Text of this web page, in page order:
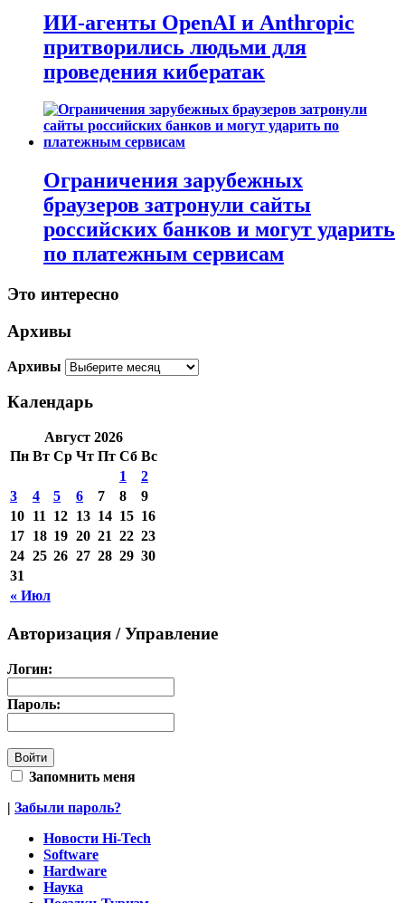
ИИ-агенты OpenAI и Anthropic
притворились людьми для
проведения кибератак
Ограничения зарубежных
браузеров затронули сайты
российских банков и могут ударить
по платежным сервисам
Это интересно
Архивы
Архивы
Календарь
Август 2026
Пн Вт Ср Чт Пт Сб Вс
« Июл
1
2
3
4 5 6 7 8
9
10 11 12 13 14 15 16
17 18 19 20 21 22 23
24 25 26 27 28 29 30
31
Авторизация / Управление
Логин:
Пароль:
Запомнить меня
| Забыли пароль?
Новости Hi-Tech
Software
Hardware
Наука